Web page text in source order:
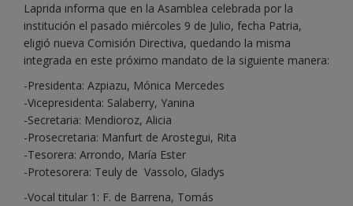
Laprida informa que en la Asamblea celebrada por la
institución el pasado miércoles 9 de Julio, fecha Patria,
eligió nueva Comisión Directiva, quedando la misma
integrada en este próximo mandato de la siguiente manera:
-Presidenta: Azpiazu, Mónica Mercedes
-Vicepresidenta: Salaberry, Yanina
-Secretaria: Mendioroz, Alicia
-Prosecretaria: Manfurt de Arostegui, Rita
-Tesorera: Arrondo, María Ester
-Protesorera: Teuly de Vassolo, Gladys
-Vocal titular 1: F. de Barrena, Tomás